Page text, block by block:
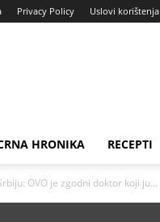
Privacy Policy Uslovi korištenja
HRONIKA RECEPTI
OVO je zgodni doktor koji ju...